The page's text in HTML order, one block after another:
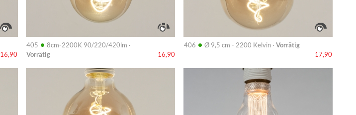
16,90
405 • 8cm-2200K 90/220/420lm ·
Vorrätig
16,90
406 • Ø 9,5 cm - 2200 Kelvin · Vorrätig
17,90
Info Info